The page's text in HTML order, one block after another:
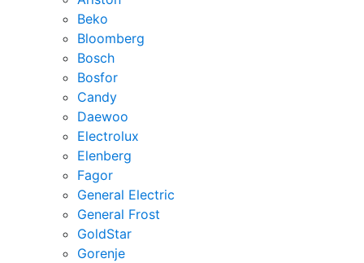
Beko
Bloomberg
Bosch
Bosfor
Candy
Daewoo
Electrolux
Elenberg
Fagor
General Electric
General Frost
GoldStar
Gorenje